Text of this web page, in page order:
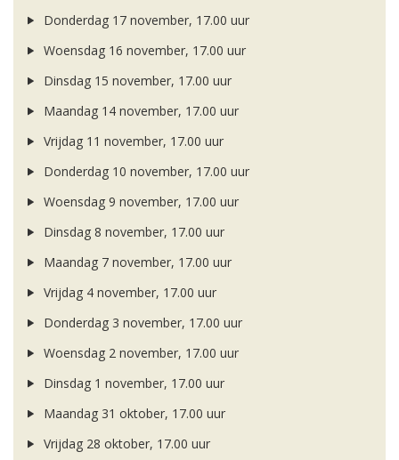
Donderdag 17 november, 17.00 uur
Woensdag 16 november, 17.00 uur
Dinsdag 15 november, 17.00 uur
Maandag 14 november, 17.00 uur
Vrijdag 11 november, 17.00 uur
Donderdag 10 november, 17.00 uur
Woensdag 9 november, 17.00 uur
Dinsdag 8 november, 17.00 uur
Maandag 7 november, 17.00 uur
Vrijdag 4 november, 17.00 uur
Donderdag 3 november, 17.00 uur
Woensdag 2 november, 17.00 uur
Dinsdag 1 november, 17.00 uur
Maandag 31 oktober, 17.00 uur
Vrijdag 28 oktober, 17.00 uur